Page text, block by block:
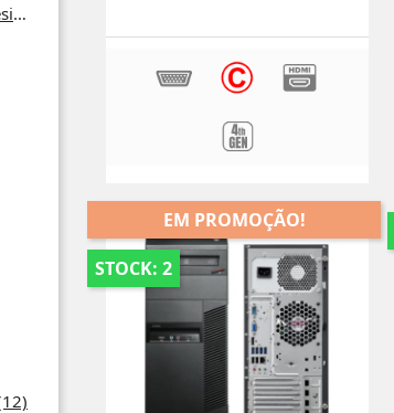
Windows11 Profesional
EM PROMOÇÃO!
STOCK: 2